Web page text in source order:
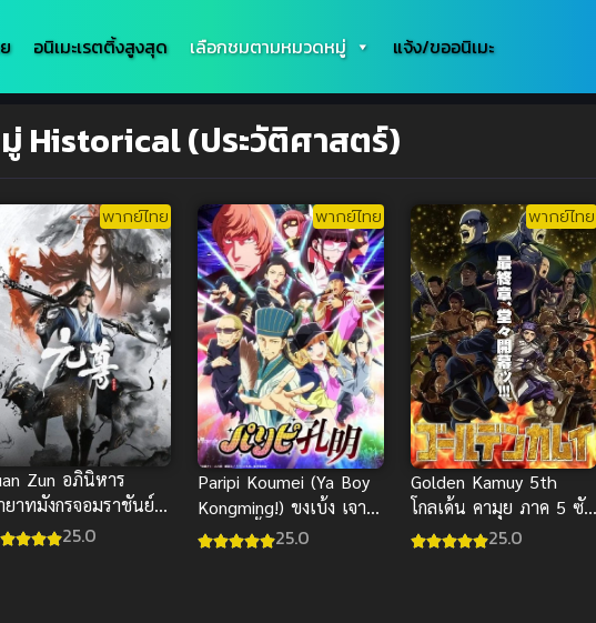
อนิเมะเรตติ้งสูงสุด เลือกชมตามหมวดหมู่ แจ้ง/ขออนิเมะ
Historical (ประวัติศาสตร์)
พากย์ไทย
Zun อภินิหาร
ยาทมังกรจอมราชันย์
ไทย
25.0
พากย์ไทย
Paripi Koumei (Ya Boy
Kongming!) ขงเบ้ง เจาะ
เวลามาปั้นดาว
25.0
พากย์ไทย
Golden Kamuy 5th
โกลเด้น คามุย ภาค 5 ซับ
ไทย
25.0